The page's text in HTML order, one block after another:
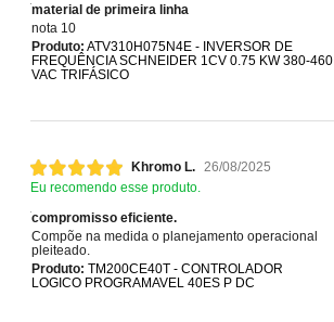
material de primeira linha
nota 10
Produto: ATV310H075N4E - INVERSOR DE
FREQUÊNCIA SCHNEIDER 1CV 0.75 KW 380-460
VAC TRIFÁSICO
Khromo L. 26/08/2025
Eu recomendo esse produto.
compromisso eficiente.
Compõe na medida o planejamento operacional
pleiteado.
Produto: TM200CE40T - CONTROLADOR
LOGICO PROGRAMAVEL 40ES P DC